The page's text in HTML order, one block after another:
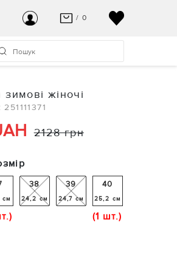
/ 0
КОШИК ПУСТИЙ
жіночі
2128 грн
см
38
24,2 см
39
24,7 см
40
25,2 см
(1 шт.)